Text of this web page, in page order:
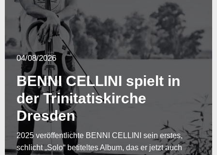
04/08/2026
BENNI CELLINI spielt in
der Trinitatiskirche
Dresden
2025 veröffentlichte BENNI CELLINI sein erstes,
schlicht „Solo“ betiteltes Album, das er jetzt auch